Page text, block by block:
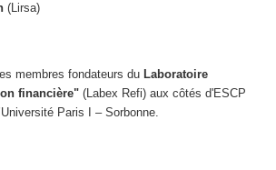
(Lirsa)
membres fondateurs du Laboratoire
financière"(Labex Refi) aux côtés d'ESCP
Paris I – Sorbonne.